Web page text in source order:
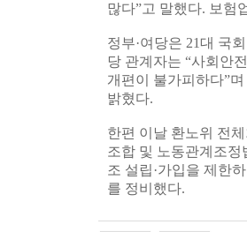
많다”고 말했다. 보험
정부·여당은 21대 국
당 관계자는 “사회안
개편이 불가피하다”
밝혔다.
한편 이날 환노위 전
조합 및 노동관계조정
조 설립·가입을 제한
를 정비했다.